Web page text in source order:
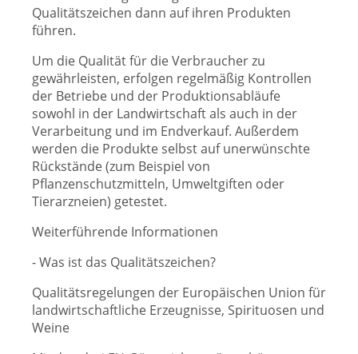
Qualitätszeichen dann auf ihren Produkten
führen.
Um die Qualität für die Verbraucher zu
gewährleisten, erfolgen regelmäßig Kontrollen
der Betriebe und der Produktionsabläufe
sowohl in der Landwirtschaft als auch in der
Verarbeitung und im Endverkauf. Außerdem
werden die Produkte selbst auf unerwünschte
Rückstände (zum Beispiel von
Pflanzenschutzmitteln, Umweltgiften oder
Tierarzneien) getestet.
Weiterführende Informationen
- Was ist das Qualitätszeichen?
Qualitätsregelungen der Europäischen Union für
landwirtschaftliche Erzeugnisse, Spirituosen und
Weine